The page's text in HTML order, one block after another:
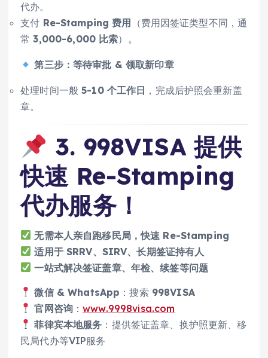
代办。
支付 Re-Stamping 费用
（费用因签证类型不同，通
常3,000-6,000 比索）。
第三步：等待审批 & 领取新印章
处理时间一般5-10 个工作日 ，完成后护照会重新盖
章。
3. 998VISA 提供
快速 Re-Stamping
代办服务！
无需本人亲自跑移民局，快速 Re-Stamping
适用于 SRRV、SIRV、长期签证持有人
一站式解决签证盖章、年检、续签等问题
微信 & WhatsApp ：搜索 998VISA
官网咨询 ：www.9998visa.com
菲律宾本地服务 ：提供签证盖章、换护照更新、移
民局代办等VIP服务